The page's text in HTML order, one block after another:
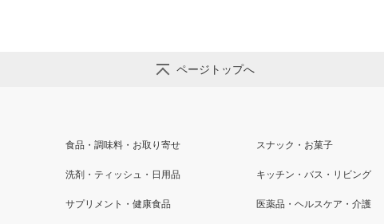
ページトップへ
食品・調味料・お取り寄せ スナック・お菓子
洗剤・ティッシュ・日用品 キッチン・バス・リビング
サプリメント・健康食品 医薬品・ヘルスケア・介護